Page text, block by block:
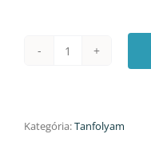
Szicíliai
Ft/fő
Kategória:Tanfolyam